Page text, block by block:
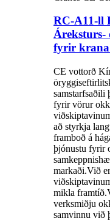
RC-A11-ll
Áreksturs-
fyrir
CE vottorð
samstarfsaðili
fyrir vörur
að styrkja
framboð á
þjónustu fyrir
markaði.Við
mikla
verksmiðju
samvinnu við